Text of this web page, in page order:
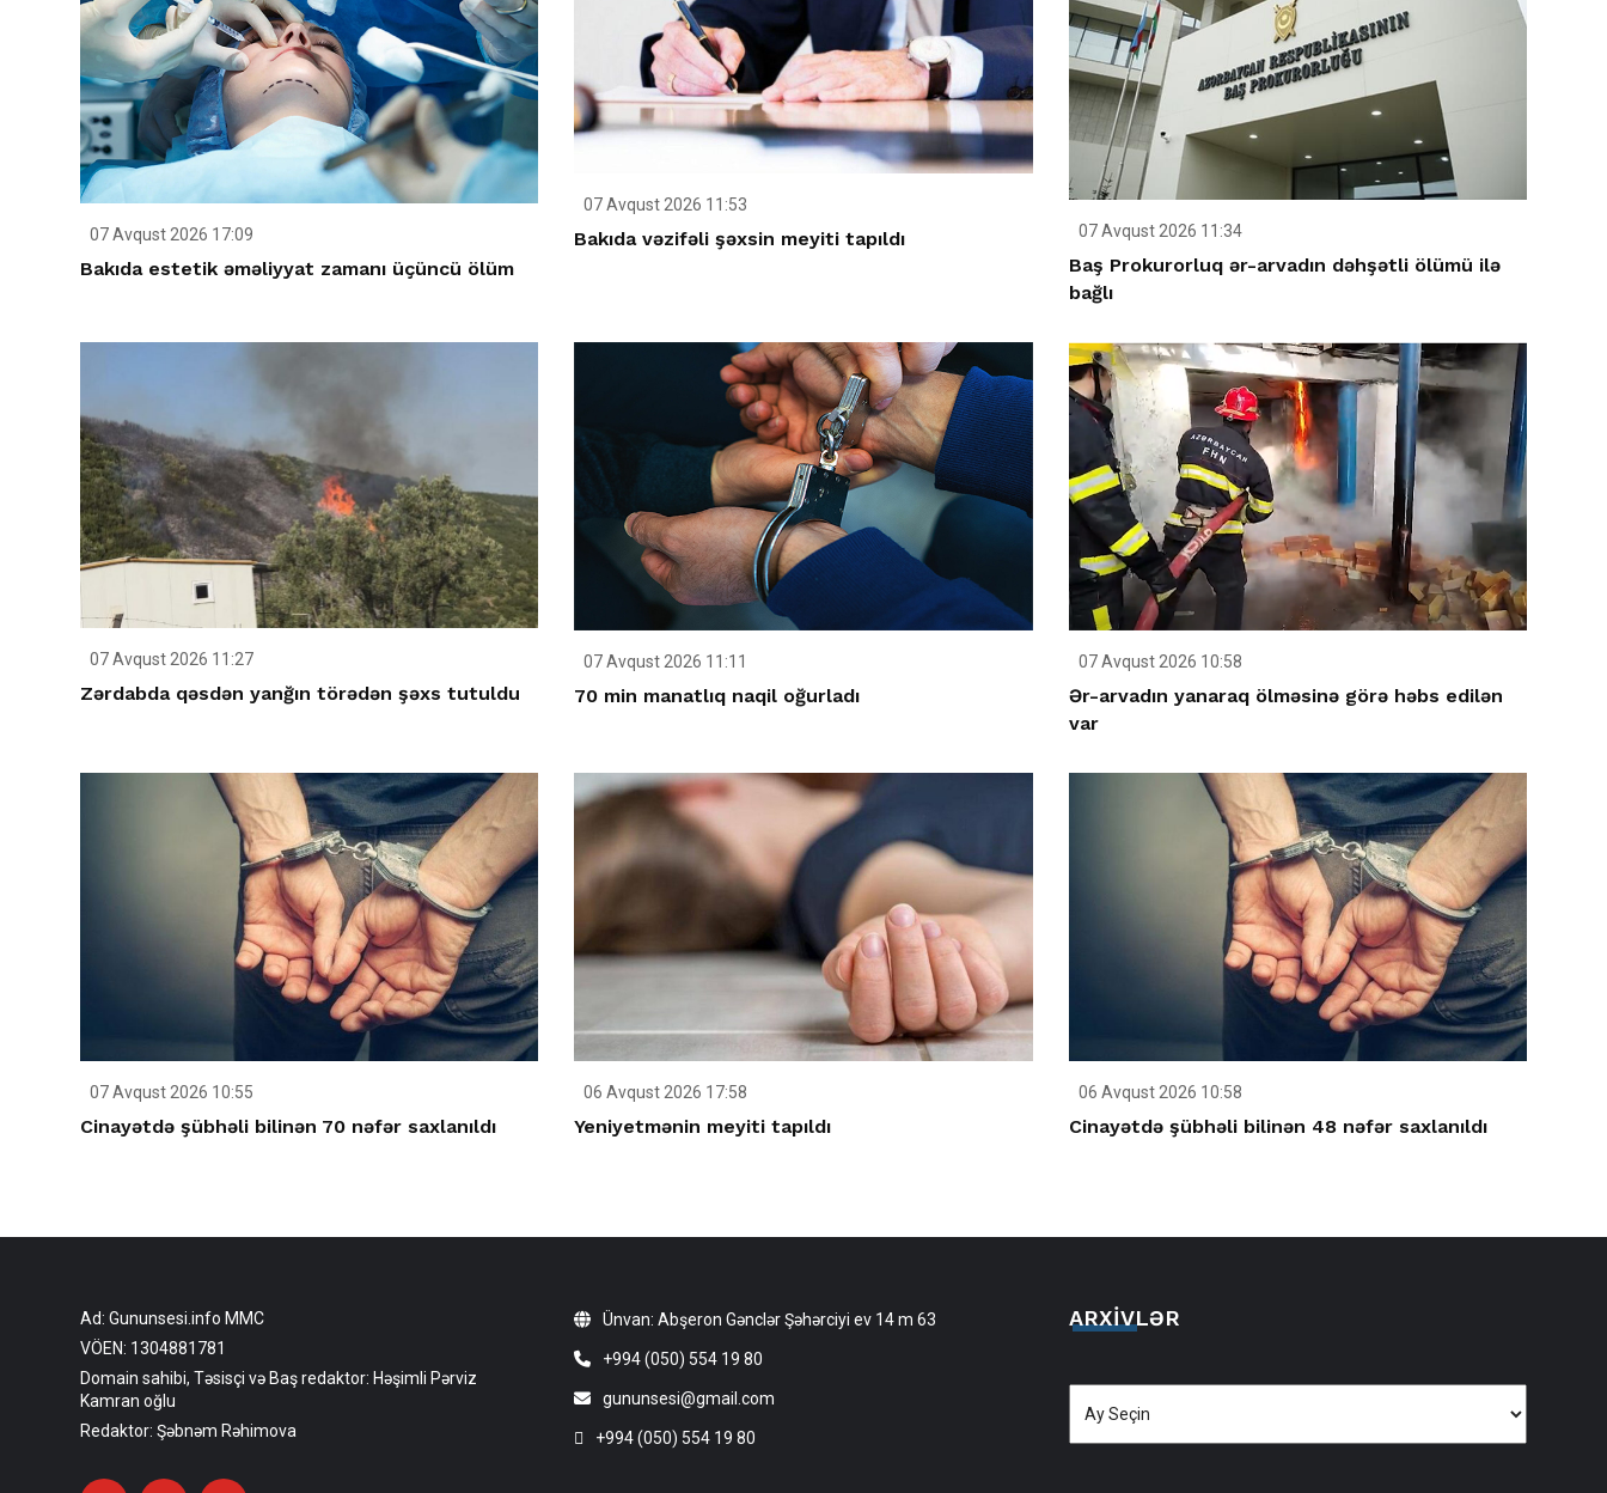
07 Avqust 2026 17:09
Bakıda estetik əməliyyat zamanı üçüncü ölüm
07 Avqust 2026 11:53
Bakıda vəzifəli şəxsin meyiti tapıldı 07 Avqust 2026 11:34
Baş Prokurorluq ər-arvadın dəhşətli ölümü ilə
bağlı
07 Avqust 2026 11:27
Zərdabda qəsdən yanğın törədən şəxs tutuldu
07 Avqust 2026 11:11
70 min manatlıq naqil oğurladı
07 Avqust 2026 10:58
Ər-arvadın yanaraq ölməsinə görə həbs edilən
var
07 Avqust 2026 10:55
Cinayətdə şübhəli bilinən 70 nəfər saxlanıldı
06 Avqust 2026 17:58
Yeniyetmənin meyiti tapıldı
06 Avqust 2026 10:58
Cinayətdə şübhəli bilinən 48 nəfər saxlanıldı
Ad: Gununsesi.info MMC
VÖEN: 1304881781
Domain sahibi, Təsisçi və Baş redaktor: Həşimli Pərviz
Kamran oğlu
Redaktor: Şəbnəm Rəhimova
Ünvan: Abşeron Gənclər Şəhərciyi ev 14 m 63
+994 (050) 554 19 80
gununsesi@gmail.com
+994 (050) 554 19 80
ARXIVLƏR
Arxivlər